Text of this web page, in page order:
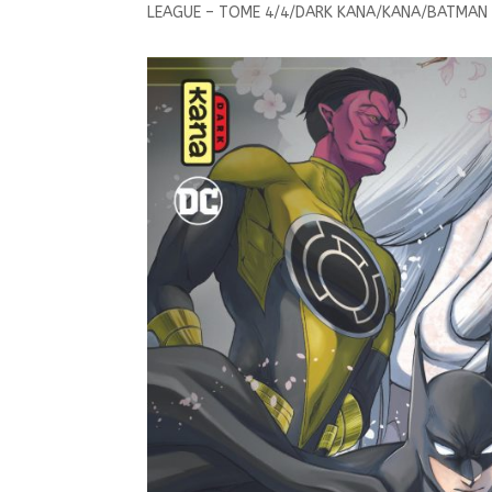
LEAGUE – TOME 4/4/DARK KANA/KANA/BATMAN